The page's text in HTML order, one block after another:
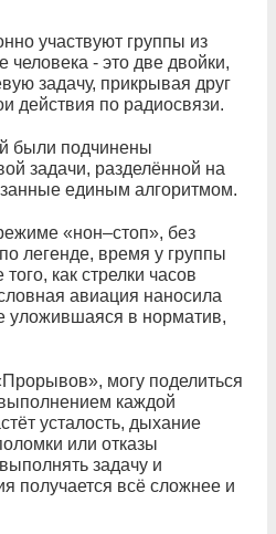
участвуют группы из
человека - это две двойки,
задачу, прикрывая друг
действия по радиосвязи.
были подчинены
задачи, разделённой на
единым алгоритмом.
«нон–стоп», без
легенде, время у группы
как стрелки часов
авиация наносила
уложившаяся в норматив,
могу поделиться
каждой
усталость, дыхание
или отказы
задачу и
получается всё сложнее и